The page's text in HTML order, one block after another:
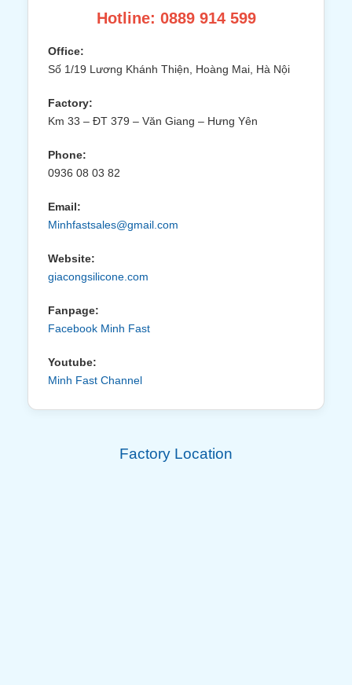
Hotline: 0889 914 599
Office:
Số 1/19 Lương Khánh Thiện, Hoàng Mai, Hà Nội
Factory:
Km 33 – ĐT 379 – Văn Giang – Hưng Yên
Phone:
0936 08 03 82
Email:
Minhfastsales@gmail.com
Website:
giacongsilicone.com
Fanpage:
Facebook Minh Fast
Youtube:
Minh Fast Channel
Factory Location